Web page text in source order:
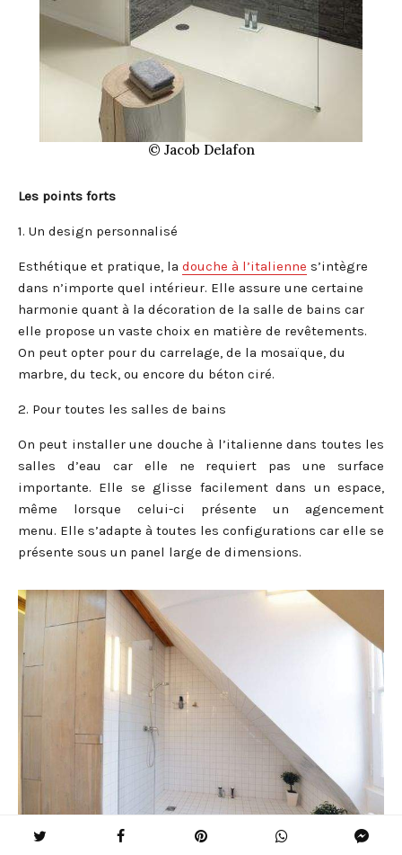
© Jacob Delafon
Les points forts
1. Un design personnalisé
Esthétique et pratique, la douche à l’italienne s’intègre
dans n’importe quel intérieur. Elle assure une certaine
harmonie quant à la décoration de la salle de bains car
elle propose un vaste choix en matière de revêtements.
On peut opter pour du carrelage, de la mosaïque, du
marbre, du teck, ou encore du béton ciré.
2. Pour toutes les salles de bains
On peut installer une douche à l’italienne dans toutes les
salles d’eau car elle ne requiert pas une surface
importante. Elle se glisse facilement dans un espace,
même lorsque celui-ci présente un agencement
menu. Elle s’adapte à toutes les configurations car elle se
présente sous un panel large de dimensions.